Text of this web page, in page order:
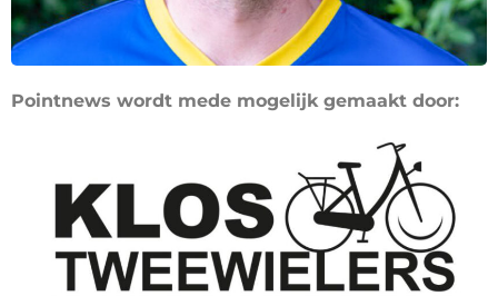
Pointnews wordt mede mogelijk gemaakt door: